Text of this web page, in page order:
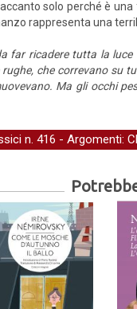
solo perché è
rappresenta una
far ricadere tutta la
che correvano su
Ma gli occhi
n. 416 - Argomenti: